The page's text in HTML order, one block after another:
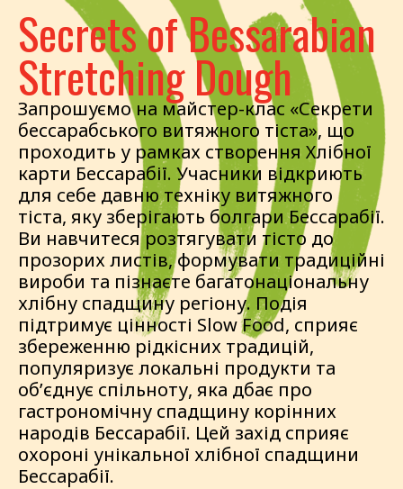
Secrets of Bessarabian
Stretching Dough
Запрошуємо на майстер-клас «Секрети
бессарабського витяжного тіста», що
проходить у рамках створення Хлібної
карти Бессарабії. Учасники відкриють
для себе давню техніку витяжного
тіста, яку зберігають болгари Бессарабії.
Ви навчитеся розтягувати тісто до
прозорих листів, формувати традиційні
вироби та пізнаєте багатонаціональну
хлібну спадщину регіону. Подія
підтримує цінності Slow Food, сприяє
збереженню рідкісних традицій,
популяризує локальні продукти та
обʼєднує спільноту, яка дбає про
гастрономічну спадщину корінних
народів Бессарабії. Цей захід сприяє
охороні унікальної хлібної спадщини
Бессарабії.